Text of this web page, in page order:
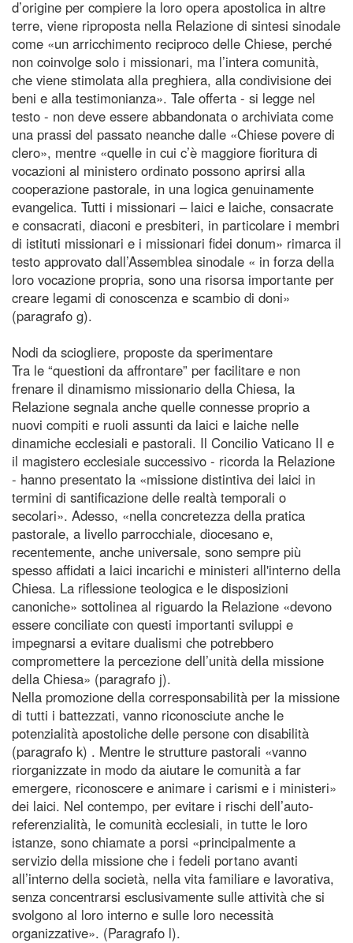
d’origine per compiere la loro opera apostolica in altre
terre, viene riproposta nella Relazione di sintesi sinodale
come «un arricchimento reciproco delle Chiese, perché
non coinvolge solo i missionari, ma l’intera comunità,
che viene stimolata alla preghiera, alla condivisione dei
beni e alla testimonianza». Tale offerta - si legge nel
testo - non deve essere abbandonata o archiviata come
una prassi del passato neanche dalle «Chiese povere di
clero», mentre «quelle in cui c’è maggiore fioritura di
vocazioni al ministero ordinato possono aprirsi alla
cooperazione pastorale, in una logica genuinamente
evangelica. Tutti i missionari – laici e laiche, consacrate
e consacrati, diaconi e presbiteri, in particolare i membri
di istituti missionari e i missionari fidei donum» rimarca il
testo approvato dall’Assemblea sinodale « in forza della
loro vocazione propria, sono una risorsa importante per
creare legami di conoscenza e scambio di doni»
(paragrafo g).
Nodi da sciogliere, proposte da sperimentare
Tra le “questioni da affrontare” per facilitare e non
frenare il dinamismo missionario della Chiesa, la
Relazione segnala anche quelle connesse proprio a
nuovi compiti e ruoli assunti da laici e laiche nelle
dinamiche ecclesiali e pastorali. Il Concilio Vaticano II e
il magistero ecclesiale successivo - ricorda la Relazione
- hanno presentato la «missione distintiva dei laici in
termini di santificazione delle realtà temporali o
secolari». Adesso, «nella concretezza della pratica
pastorale, a livello parrocchiale, diocesano e,
recentemente, anche universale, sono sempre più
spesso affidati a laici incarichi e ministeri all'interno della
Chiesa. La riflessione teologica e le disposizioni
canoniche» sottolinea al riguardo la Relazione «devono
essere conciliate con questi importanti sviluppi e
impegnarsi a evitare dualismi che potrebbero
compromettere la percezione dell’unità della missione
della Chiesa» (paragrafo j).
Nella promozione della corresponsabilità per la missione
di tutti i battezzati, vanno riconosciute anche le
potenzialità apostoliche delle persone con disabilità
(paragrafo k) . Mentre le strutture pastorali «vanno
riorganizzate in modo da aiutare le comunità a far
emergere, riconoscere e animare i carismi e i ministeri»
dei laici. Nel contempo, per evitare i rischi dell’auto-
referenzialità, le comunità ecclesiali, in tutte le loro
istanze, sono chiamate a porsi «principalmente a
servizio della missione che i fedeli portano avanti
all’interno della società, nella vita familiare e lavorativa,
senza concentrarsi esclusivamente sulle attività che si
svolgono al loro interno e sulle loro necessità
organizzative». (Paragrafo l).